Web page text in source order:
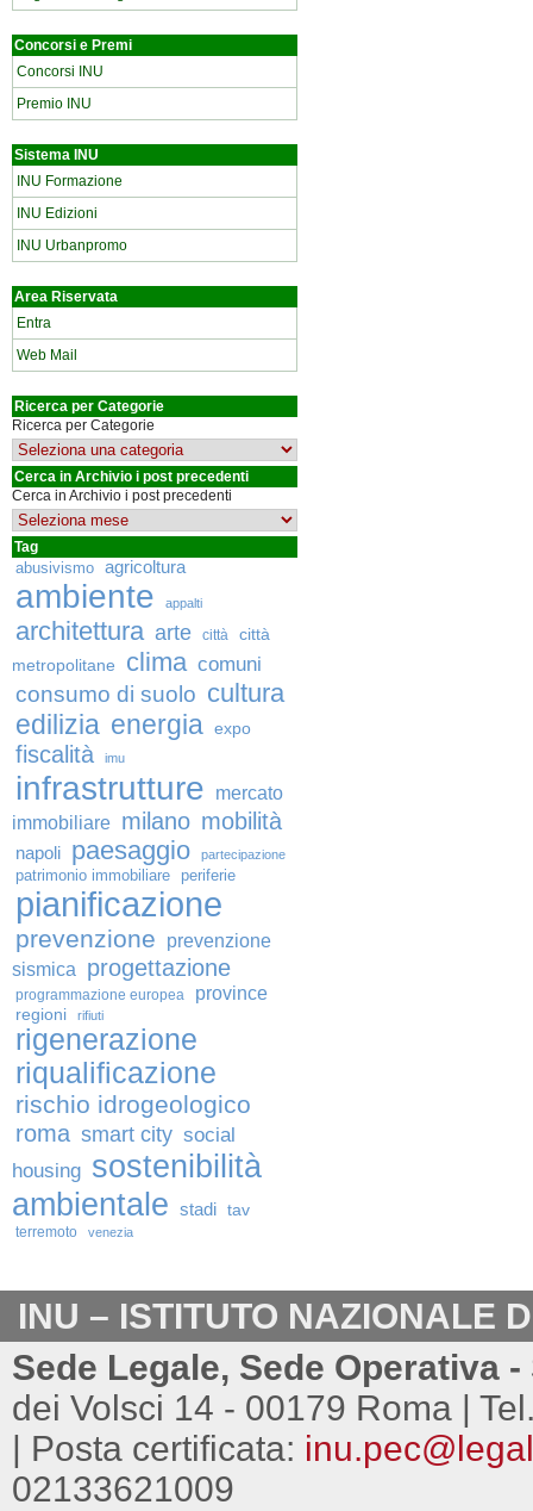
Concorsi e Premi
Concorsi INU
Premio INU
Sistema INU
INU Formazione
INU Edizioni
INU Urbanpromo
Area Riservata
Entra
Web Mail
Ricerca per Categorie
Ricerca per Categorie
Cerca in Archivio i post precedenti
Cerca in Archivio i post precedenti
Tag
abusivismo agricoltura
ambiente appalti
architettura arte città
città
metropolitane
clima comuni
consumo di suolo cultura
edilizia energia expo
fiscalità imu
infrastrutture
mercato
immobiliare milano mobilità
napoli paesaggio partecipazione
patrimonio immobiliare periferie
pianificazione
prevenzione
prevenzione
sismica
progettazione
programmazione europea province
regioni rifiuti
rigenerazione
riqualificazione
rischio idrogeologico
roma smart city social
housing sostenibilità
ambientale stadi tav
terremoto venezia
INU – ISTITUTO NAZIONALE
Sede Legale, Sede Operativa
dei Volsci 14 - 00179 Roma |
| Posta certificata:
02133621009